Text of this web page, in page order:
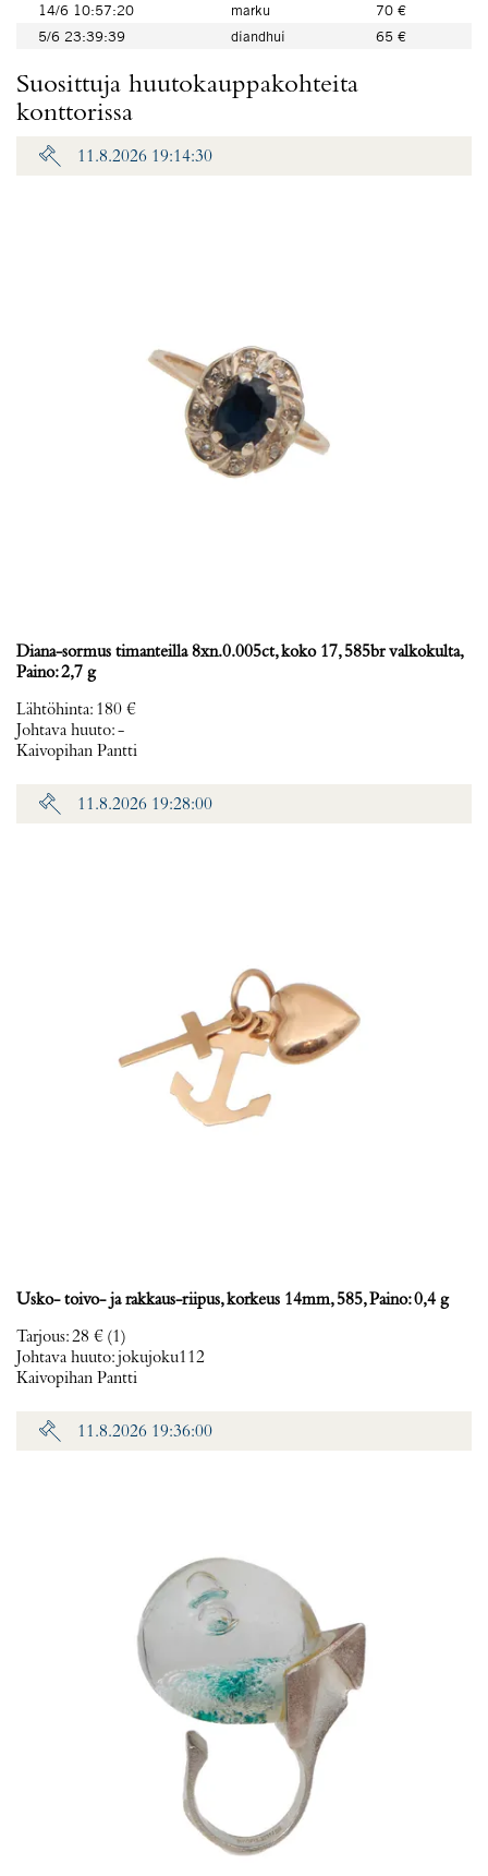
14/6 10:57:20
marku
70 €
5/6 23:39:39
diandhui 65 €
Suosittuja huutokauppakohteita
konttorissa
11.8.2026 19:14:30
Diana-sormus timanteilla 8xn.0.005ct, koko 17, 585br valkokulta,
Paino: 2,7 g
Lähtöhinta: 180 €
Johtava huuto:-
Kaivopihan Pantti
11.8.2026 19:28:00
Usko- toivo- ja rakkaus-riipus, korkeus 14mm, 585, Paino: 0,4 g
Tarjous:28 € (1)
Johtava huuto:jokujoku112
Kaivopihan Pantti
11.8.2026 19:36:00